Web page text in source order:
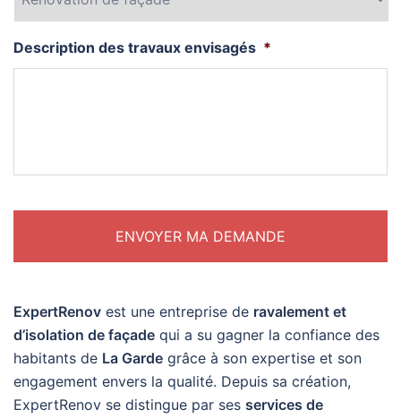
Description des travaux envisagés *
ExpertRenov est une entreprise de ravalement et
d’isolation de façade qui a su gagner la confiance des
habitants de La Garde grâce à son expertise et son
engagement envers la qualité. Depuis sa création,
ExpertRenov se distingue par ses services de